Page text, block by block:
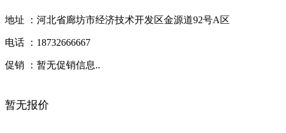
地址 ： 河北省廊坊市经济技术开发区金源道92号A区
电话 ： 18732666667
促销 ： 暂无促销信息..
暂无报价